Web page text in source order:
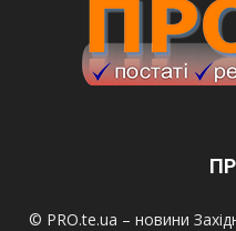
© PRO.te.ua – новини